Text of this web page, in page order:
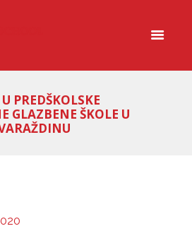
PREDŠKOLSKE
GLAZBENE ŠKOLE U